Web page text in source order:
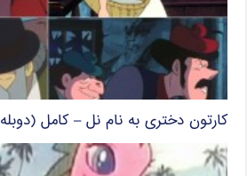
کارتون دختری به نام نل – کامل